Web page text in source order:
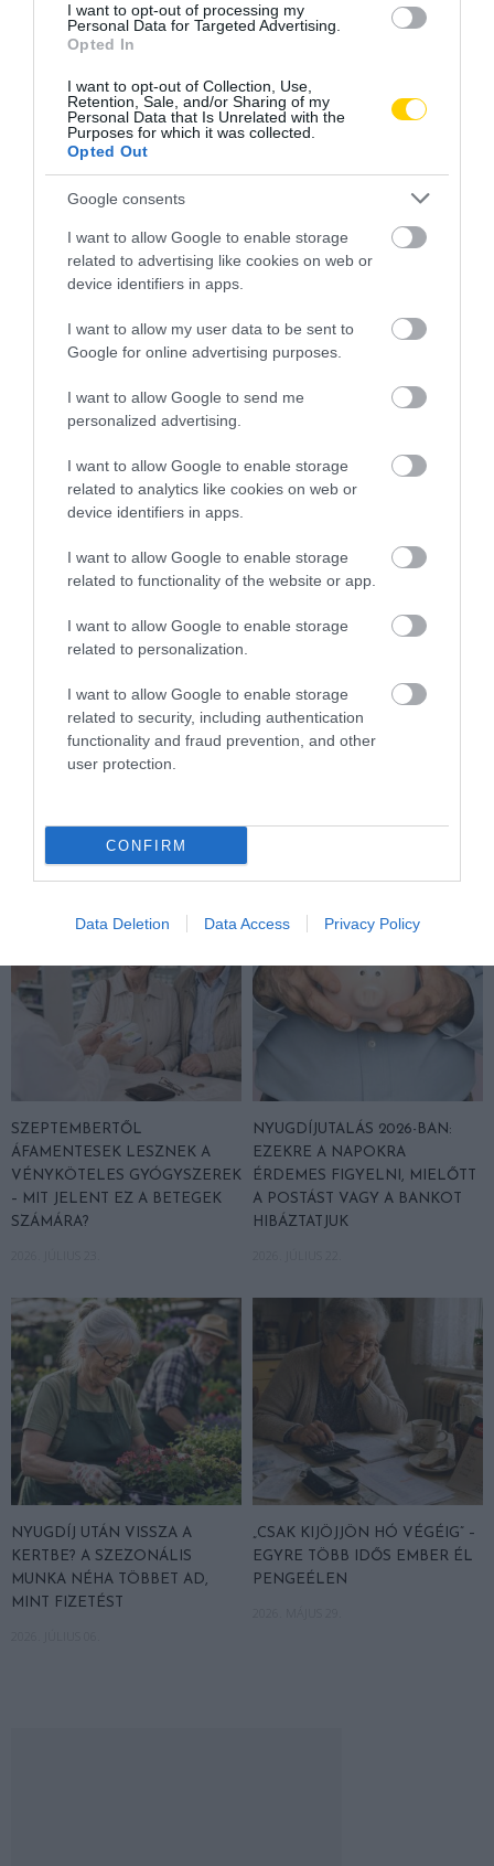
I want to opt-out of processing my
Personal Data for Targeted Advertising.
Opted In
I want to opt-out of Collection, Use,
Retention, Sale, and/or Sharing of my
Personal Data that Is Unrelated with the
Purposes for which it was collected.
Opted Out
Google consents
I want to allow Google to enable storage
related to advertising like cookies on web or
device identifiers in apps.
I want to allow my user data to be sent to
Google for online advertising purposes.
I want to allow Google to send me
personalized advertising.
I want to allow Google to enable storage
related to analytics like cookies on web or
device identifiers in apps.
I want to allow Google to enable storage
related to functionality of the website or app.
I want to allow Google to enable storage
related to personalization.
I want to allow Google to enable storage
related to security, including authentication
functionality and fraud prevention, and other
user protection.
CONFIRM
Data Deletion Data Access Privacy Policy
NYUGDÍJAS IGAZOLVÁNY: 10
HELYZET, AHOL PÉNZT
2026. AUGUSZTUS 03.
NEM MINDEN RENDŐR
SZEPTEMBERTŐL
ÁFAMENTESEK LESZNEK A
VÉNYKÖTELES GYÓGYSZEREK
– MIT JELENT EZ A BETEGEK
SZÁMÁRA?
NYUGDÍJUTALÁS 2026-BAN:
EZEKRE A NAPOKRA
ÉRDEMES FIGYELNI, MIELŐTT
A POSTÁST VAGY A BANKOT
HIBÁZTATJUK
NYUGDÍJ UTÁN VISSZA A
KERTBE? A SZEZONÁLIS
MUNKA NÉHA TÖBBET AD,
MINT FIZETÉST
„CSAK KIJÖJJÖN HÓ VÉGÉIG” –
EGYRE TÖBB IDŐS EMBER ÉL
PENGEÉLEN